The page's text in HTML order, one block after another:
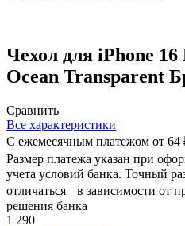
Чехол для iPhone
Ocean Transparent
Сравнить
Все характеристики
С ежемесячным платежом от 64
Размер платежа указан при
учета условий банка. Точный
отличаться в зависимости от
решения банка
1 290